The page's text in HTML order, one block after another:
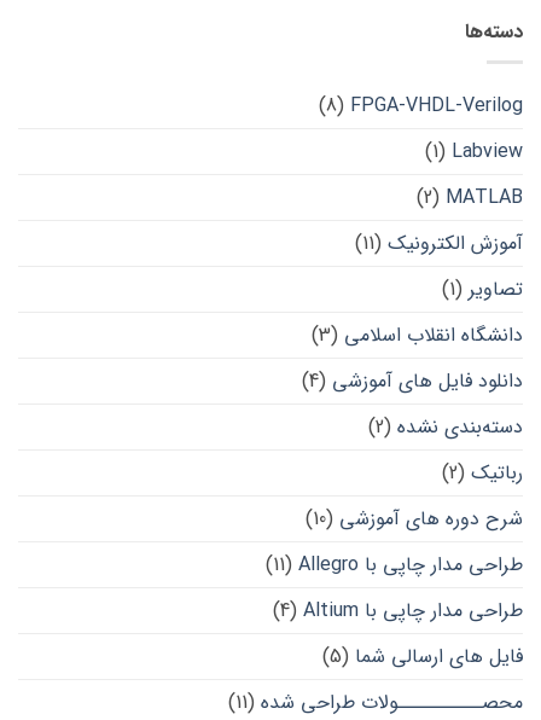
دسته‌ها
FPGA-VHDL-Verilog
(8)
Labview
(1)
MATLAB
(2)
آموزش الکترونیک (11)
تصاویر (1)
دانشگاه انقلاب اسلامی (3)
دانلود فایل های آموزشی (4)
دسته‌بندی نشده (2)
رباتیک (2)
شرح دوره های آموزشی (10)
طراحی مدار چاپی با Allegro
(11)
طراحی مدار چاپی با Altium
(4)
فایل های ارسالی شما (5)
محصــــــــــولات طراحی شده (11)